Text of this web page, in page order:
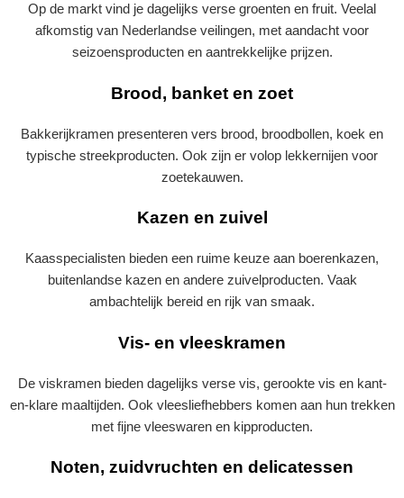
Op de markt vind je dagelijks verse groenten en fruit. Veelal
afkomstig van Nederlandse veilingen, met aandacht voor
seizoensproducten en aantrekkelijke prijzen.
Brood, banket en zoet
Bakkerijkramen presenteren vers brood, broodbollen, koek en
typische streekproducten. Ook zijn er volop lekkernijen voor
zoetekauwen.
Kazen en zuivel
Kaasspecialisten bieden een ruime keuze aan boerenkazen,
buitenlandse kazen en andere zuivelproducten. Vaak
ambachtelijk bereid en rijk van smaak.
Vis- en vleeskramen
De viskramen bieden dagelijks verse vis, gerookte vis en kant-
en-klare maaltijden. Ook vleesliefhebbers komen aan hun trekken
met fijne vleeswaren en kipproducten.
Noten, zuidvruchten en delicatessen